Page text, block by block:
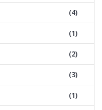
(4)
(1)
(2)
(3)
(1)